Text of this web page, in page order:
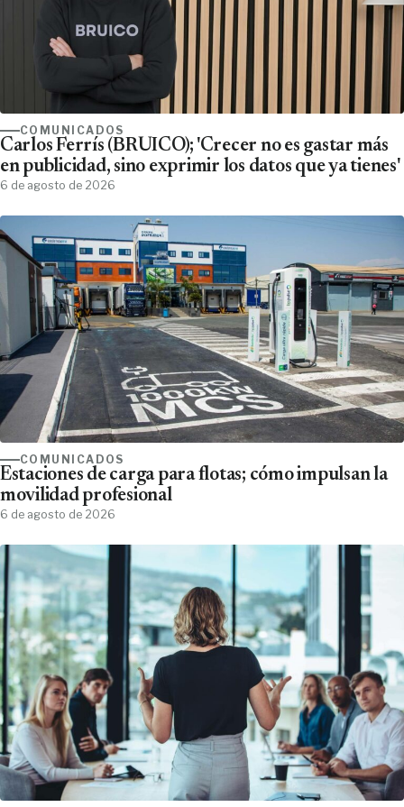
COMUNICADOS
Carlos Ferrís (BRUICO); 'Crecer no es gastar más
en publicidad, sino exprimir los datos que ya tienes'
6 de agosto de 2026
COMUNICADOS
Estaciones de carga para flotas; cómo impulsan la
movilidad profesional
6 de agosto de 2026